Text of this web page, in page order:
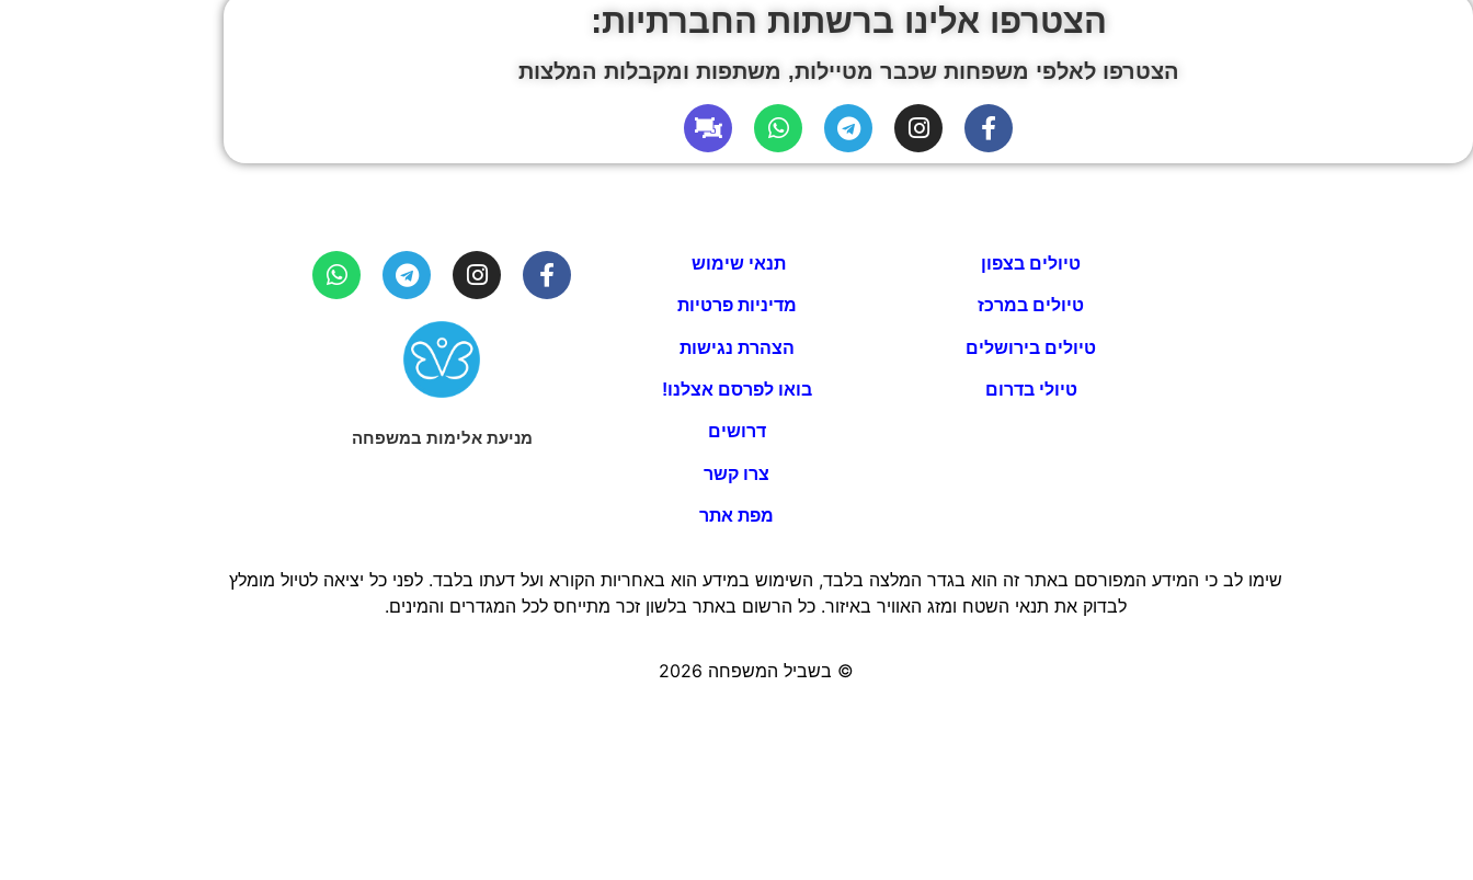
הצטרפו אלינו ברשתות החברתיות:
הצטרפו לאלפי משפחות שכבר מטיילות, משתפות ומקבלות המלצות
טיולים בצפון
טיולים במרכז
טיולים בירושלים
טיולי בדרום
תנאי שימוש
מדיניות פרטיות
הצהרת נגישות
בואו לפרסם אצלנו!
דרושים
צרו קשר
מפת אתר
מניעת אלימות במשפחה
שימו לב כי המידע המפורסם באתר זה הוא בגדר המלצה בלבד, השימוש במידע הוא באחריות הקורא ועל דעתו בלבד. לפני כל יציאה לטיול מומלץ
לבדוק את תנאי השטח ומזג האוויר באיזור. כל הרשום באתר בלשון זכר מתייחס לכל המגדרים והמינים.
© בשביל המשפחה 2026